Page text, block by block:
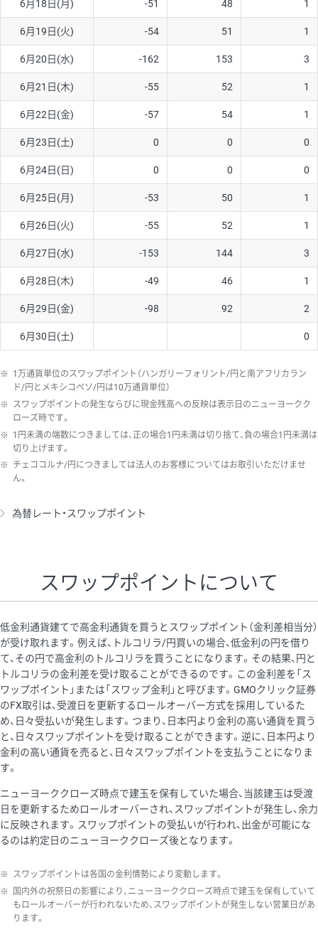
6月18日(月) -51 48 1
6月19日(火) -54 51 1
6月20日(水) -162 153 3
6月21日(木) -55 52 1
6月22日(金) -57 54 1
6月23日(土) 0 0 0
6月24日(日) 0 0 0
6月25日(月) -53 50 1
6月26日(火) -55 52 1
6月27日(水) -153 144 3
6月28日(木) -49 46 1
6月29日(金) -98 92 2
6月30日(土) 0
※ 1万通貨単位のスワップポイント（ハンガリーフォリント/円と南アフリカラン
ド/円とメキシコペソ/円は10万通貨単位）
※ スワップポイントの発生ならびに現金残高への反映は表示日のニューヨークク
ローズ時です。
※ 1円未満の端数につきましては、正の場合1円未満は切り捨て、負の場合1円未満は
切り上げます。
※ チェココルナ/円につきましては法人のお客様についてはお取引いただけませ
ん。
為替レート・スワップポイント
スワップポイントについて
低金利通貨建てで高金利通貨を買うとスワップポイント（金利差相当分）
が受け取れます。例えば、トルコリラ/円買いの場合、低金利の円を借り
て、その円で高金利のトルコリラを買うことになります。その結果、円と
トルコリラの金利差を受け取ることができるのです。この金利差を「ス
ワップポイント」または「スワップ金利」と呼びます。GMOクリック証券
のFX取引は、受渡日を更新するロールオーバー方式を採用しているた
め、日々受払いが発生します。つまり、日本円より金利の高い通貨を買う
と、日々スワップポイントを受け取ることができます。逆に、日本円より
金利の高い通貨を売ると、日々スワップポイントを支払うことになりま
す。
ニューヨーククローズ時点で建玉を保有していた場合、当該建玉は受渡
日を更新するためロールオーバーされ、スワップポイントが発生し、余力
に反映されます。スワップポイントの受払いが行われ、出金が可能にな
るのは約定日のニューヨーククローズ後となります。
※ スワップポイントは各国の金利情勢により変動します。
※
国内外の祝祭日の影響により、ニューヨーククローズ時点で建玉を保有していて
もロールオーバーが行われないため、スワップポイントが発生しない営業日があ
ります。